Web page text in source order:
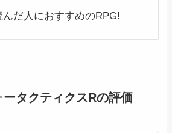
んだ人におすすめのRPG!
タクティクスRの評価